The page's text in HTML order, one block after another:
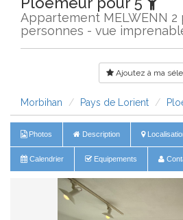
Appartement MELWENN 2
personnes - vue
Ajoutez à ma
Morbihan Pays de Lorient
Photos Description
Calendrier Equipements